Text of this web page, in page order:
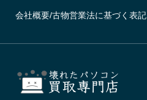
会社概要/古物営業法に基づく表記